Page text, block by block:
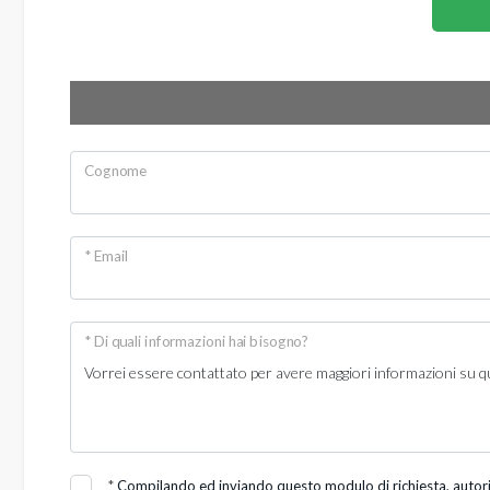
Cognome
* Email
* Di quali informazioni hai bisogno?
*Compilando ed inviando questo modulo di richiesta,
Altre
opzioni
multiscelta